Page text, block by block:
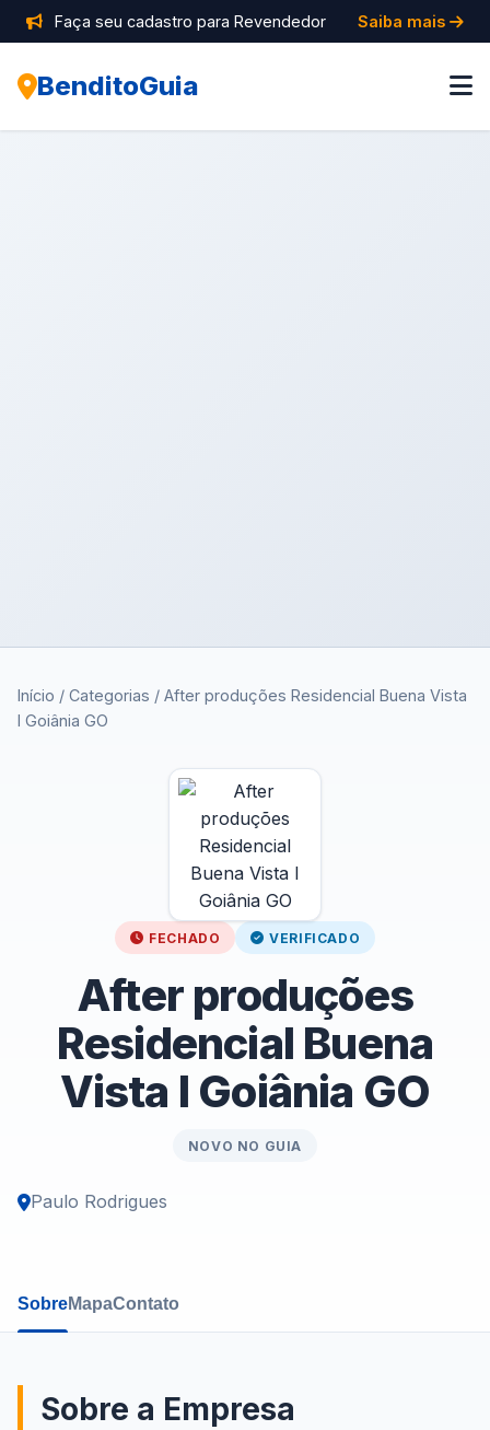
Faça seu cadastro para Revendedor Saiba mais
BenditoGuia
Início / Categorias / After produções Residencial Buena Vista
I Goiânia GO
FECHADO VERIFICADO
After produções
Residencial Buena
Vista I Goiânia GO
NOVO NO GUIA
Paulo Rodrigues
SobreMapaContato
Sobre a Empresa